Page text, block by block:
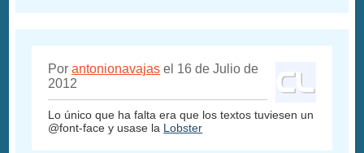
Porantonionavajas el 16 de Julio de
2012
Lo único que ha falta era que los textos tuviesen un
@font-face y usase la Lobster